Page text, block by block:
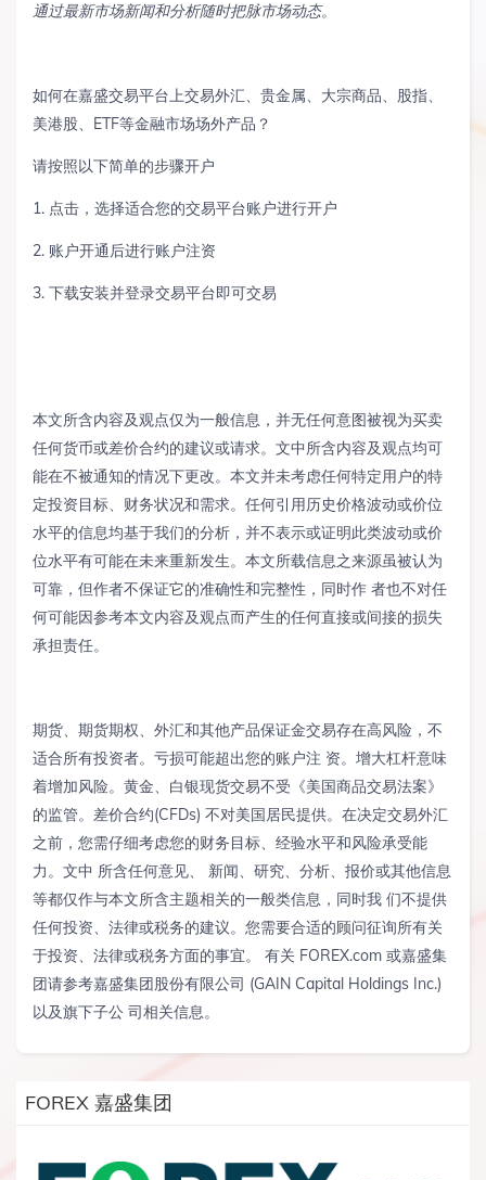
通过最新市场新闻和分析随时把脉市场动态。
如何在嘉盛交易平台上交易外汇、贵金属、大宗商品、股指、
美港股、ETF等金融市场场外产品？
请按照以下简单的步骤开户
1. 点击，选择适合您的交易平台账户进行开户
2. 账户开通后进行账户注资
3. 下载安装并登录交易平台即可交易
本文所含内容及观点仅为一般信息，并无任何意图被视为买卖
任何货币或差价合约的建议或请求。文中所含内容及观点均可
能在不被通知的情况下更改。本文并未考虑任何特定用户的特
定投资目标、财务状况和需求。任何引用历史价格波动或价位
水平的信息均基于我们的分析，并不表示或证明此类波动或价
位水平有可能在未来重新发生。本文所载信息之来源虽被认为
可靠，但作者不保证它的准确性和完整性，同时作 者也不对任
何可能因参考本文内容及观点而产生的任何直接或间接的损失
承担责任。
期货、期货期权、外汇和其他产品保证金交易存在高风险，不
适合所有投资者。亏损可能超出您的账户注 资。增大杠杆意味
着增加风险。黄金、白银现货交易不受《美国商品交易法案》
的监管。差价合约(CFDs) 不对美国居民提供。在决定交易外汇
之前，您需仔细考虑您的财务目标、经验水平和风险承受能
力。文中 所含任何意见、 新闻、研究、分析、报价或其他信息
等都仅作与本文所含主题相关的一般类信息，同时我 们不提供
任何投资、法律或税务的建议。您需要合适的顾问征询所有关
于投资、法律或税务方面的事宜。 有关 FOREX.com 或嘉盛集
团请参考嘉盛集团股份有限公司 (GAIN Capital Holdings Inc.)
以及旗下子公 司相关信息。
FOREX 嘉盛集团